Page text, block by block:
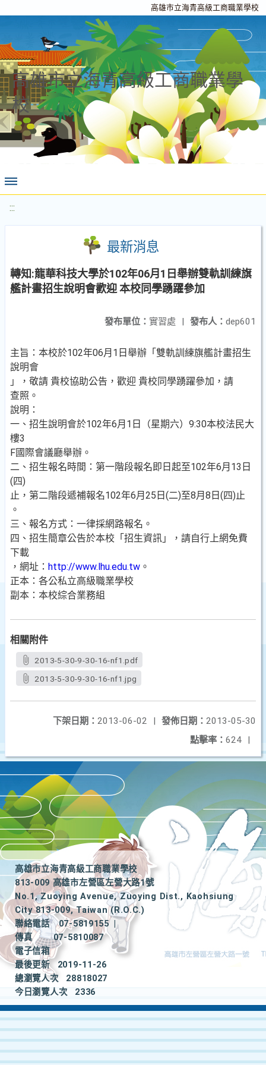
高雄市立海青高級工商職業學校
高雄市立海青高級工商職業學
校
:::
最新消息
轉知:龍華科技大學於102年06月1日舉辦雙軌訓練旗
艦計畫招生說明會歡迎 本校同學踴躍參加
發布人： dep601
發布單位： 實習處 |
主旨：本校於102年06月1日舉辦「雙軌訓練旗艦計畫招生
說明會
」，敬請 貴校協助公告，歡迎 貴校同學踴躍參加，請
查照。
說明：
一、招生說明會於102年6月1日（星期六）9:30本校法民大
樓3
F國際會議廳舉辦。
二、招生報名時間：第一階段報名即日起至102年6月13日
(四)
止，第二階段遞補報名102年6月25日(二)至8月8日(四)止
。
三、報名方式：一律採網路報名。
四、招生簡章公告於本校「招生資訊」，請自行上網免費
下載
，網址： http://www.lhu.edu.tw 。
正本：各公私立高級職業學校
副本：本校綜合業務組
相關附件
2013-5-30-9-30-16-nf1.pdf
2013-5-30-9-30-16-nf1.jpg
發佈日期： 2013-05-30
下架日期： 2013-06-02
|
點擊率： 624 |
高雄市立海青高級工商職業學校
813-009 高雄市左營區左營大路1號
No.1, Zuoying Avenue, Zuoying Dist., Kaohsiung
City 813-009, Taiwan (R.O.C.)
聯絡電話
07-5819155
|
傳真
07-5810087
電子信箱
最後更新
2019-11-26
總瀏覽人次
28818027
今日瀏覽人次
2336